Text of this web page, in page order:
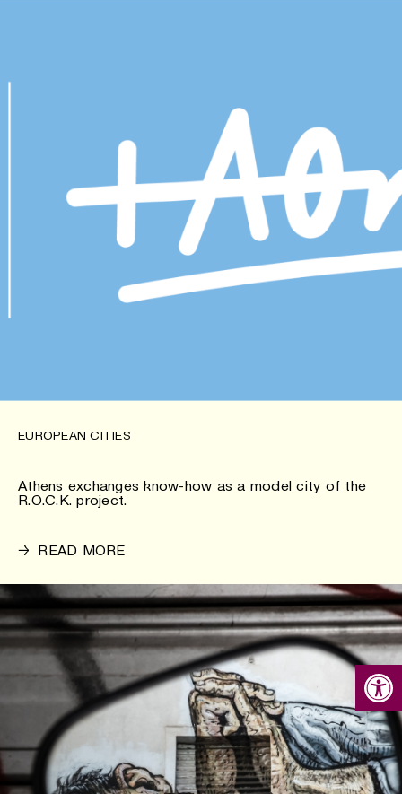
EUROPEAN CITIES
Athens exchanges know-how as a model city of the
R.O.C.K. project.
→ READ MORE